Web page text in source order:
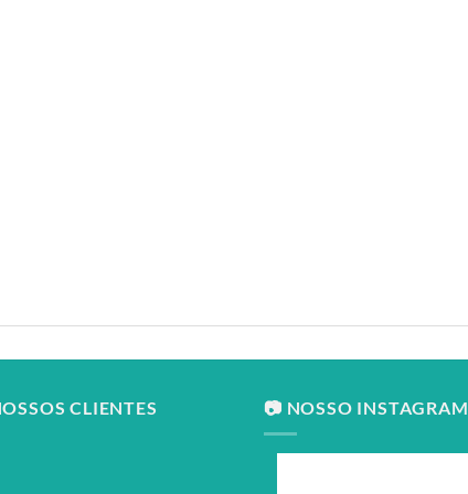
CLIENTES 📷 NOSSO INSTAGRAM